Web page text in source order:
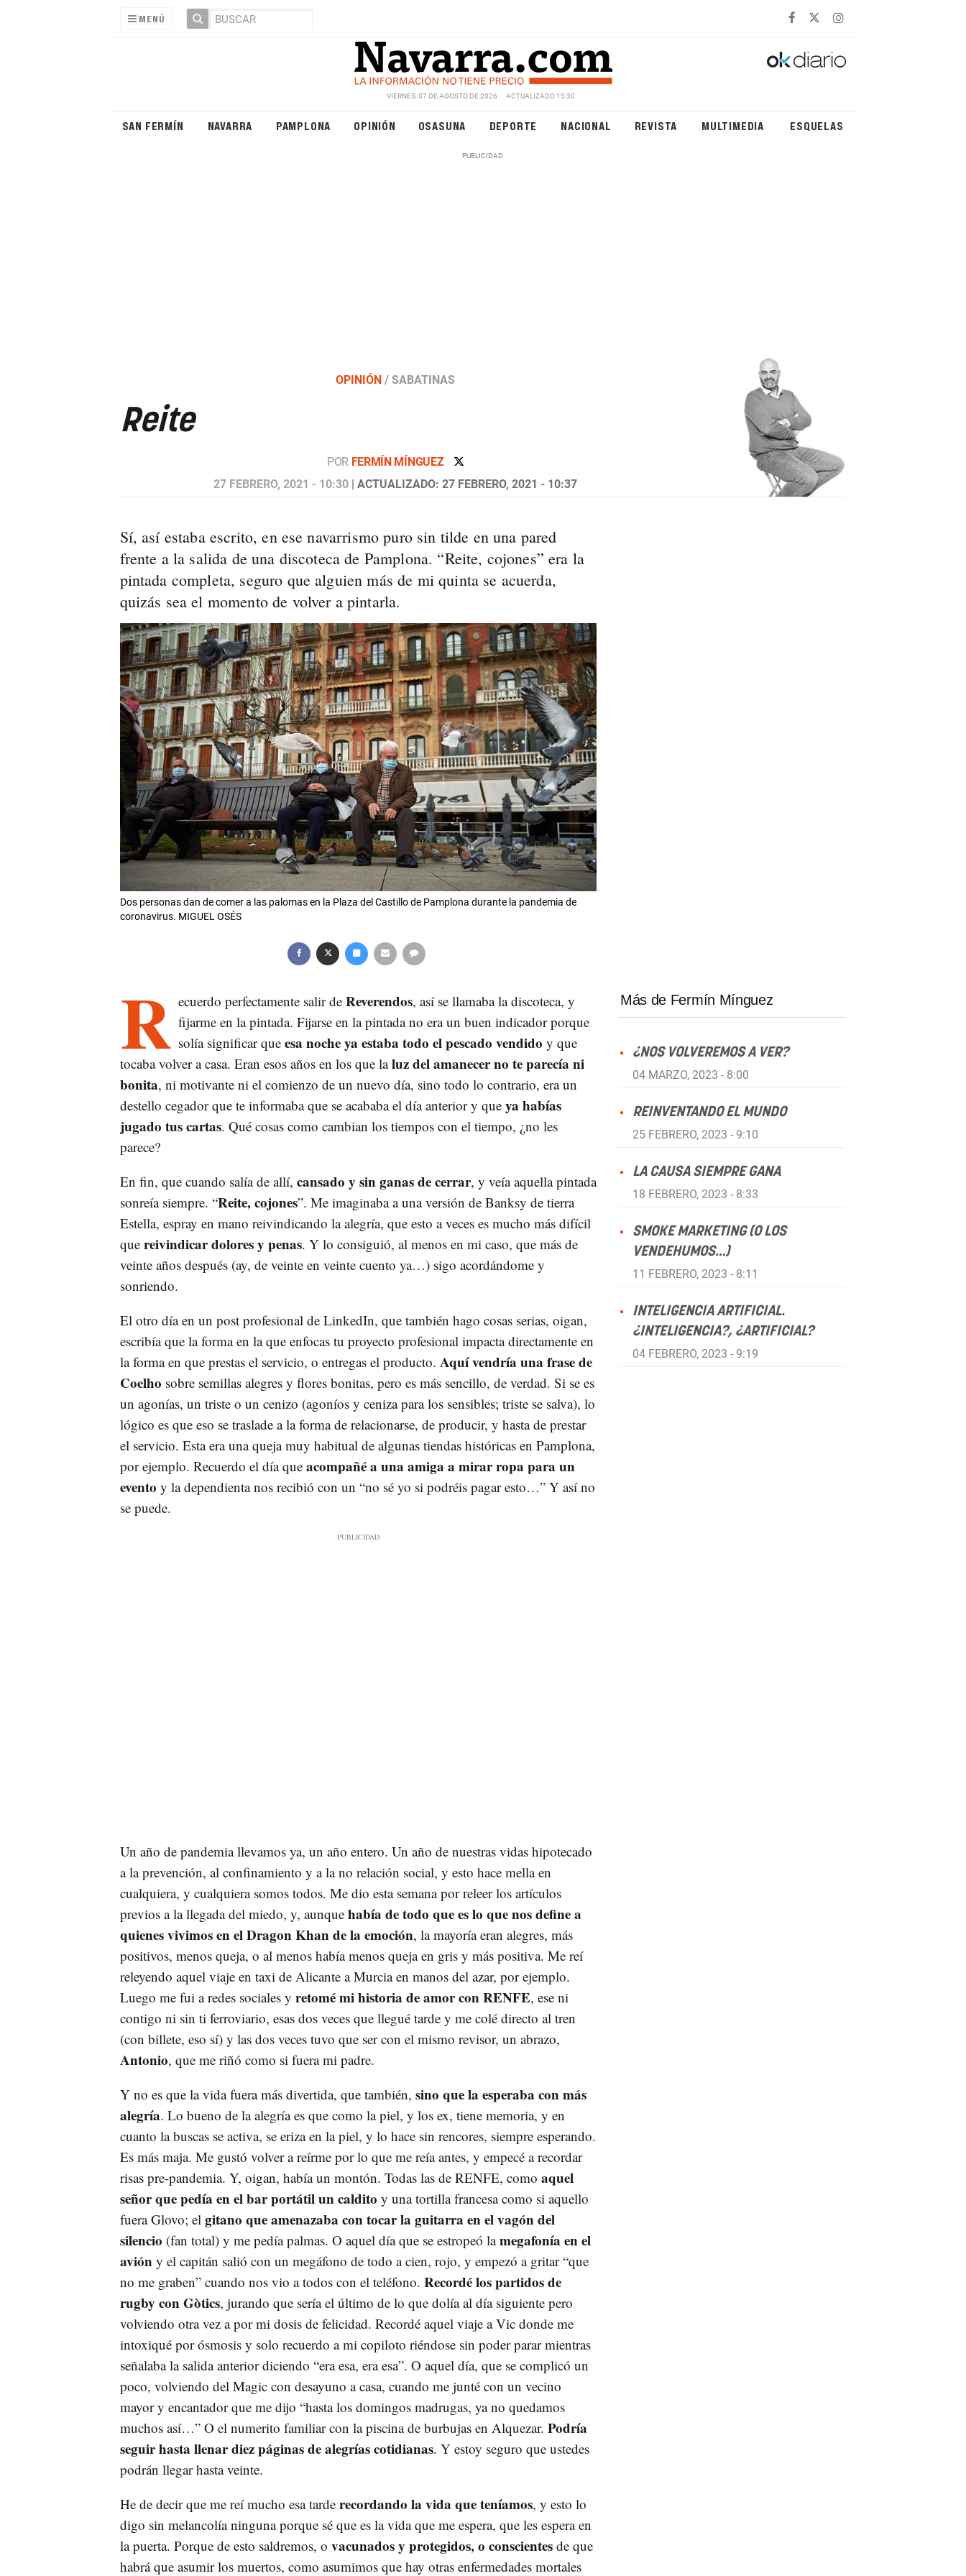
MENÚ
VIERNES, 07 DE AGOSTO DE 2026 ACTUALIZADO 15:30
SAN FERMÍN NAVARRA PAMPLONA OPINIÓN OSASUNA DEPORTE NACIONAL REVISTA MULTIMEDIA ESQUELAS
OPINIÓN/SABATINAS
Reite
POR FERMÍN MÍNGUEZ
27 FEBRERO, 2021 - 10:30 | ACTUALIZADO: 27 FEBRERO, 2021 - 10:37
Sí, así estaba escrito, en ese navarrismo puro sin tilde en una pared
frente a la salida de una discoteca de Pamplona. “Reite, cojones” era la
pintada completa, seguro que alguien más de mi quinta se acuerda,
quizás sea el momento de volver a pintarla.
Dos personas dan de comer a las palomas en la Plaza del Castillo de Pamplona durante la pandemia de
coronavirus. MIGUEL OSÉS
R ecuerdo perfectamente salir de Reverendos, así se llamaba la discoteca, y
fijarme en la pintada. Fijarse en la pintada no era un buen indicador porque
solía significar que esa noche ya estaba todo el pescado vendido y que
tocaba volver a casa. Eran esos años en los que laluz del amanecer no te parecía ni
bonita, ni motivante ni el comienzo de un nuevo día, sino todo lo contrario, era un
destello cegador que te informaba que se acababa el día anterior y que ya habías
jugado tus cartas. Qué cosas como cambian los tiempos con el tiempo, ¿no les
parece?
En fin, que cuando salía de allí, cansado y sin ganas de cerrar, y veía aquella pintada
sonreía siempre. “Reite, cojones”. Me imaginaba a una versión de Banksy de tierra
Estella, espray en mano reivindicando la alegría, que esto a veces es mucho más difícil
que reivindicar dolores y penas. Y lo consiguió, al menos en mi caso, que más de
veinte años después (ay, de veinte en veinte cuento ya…) sigo acordándome y
sonriendo.
El otro día en un post profesional de LinkedIn, que también hago cosas serias, oigan,
escribía que la forma en la que enfocas tu proyecto profesional impacta directamente en
la forma en que prestas el servicio, o entregas el producto. Aquí vendría una frase de
Coelho sobre semillas alegres y flores bonitas, pero es más sencillo, de verdad. Si se es
un agonías, un triste o un cenizo (agoníos y ceniza para los sensibles; triste se salva), lo
lógico es que eso se traslade a la forma de relacionarse, de producir, y hasta de prestar
el servicio. Esta era una queja muy habitual de algunas tiendas históricas en Pamplona,
por ejemplo. Recuerdo el día que acompañé a una amiga a mirar ropa para un
evento y la dependienta nos recibió con un “no sé yo si podréis pagar esto…” Y así no
se puede.
Un año de pandemia llevamos ya, un año entero. Un año de nuestras vidas hipotecado
a la prevención, al confinamiento y a la no relación social, y esto hace mella en
cualquiera, y cualquiera somos todos. Me dio esta semana por releer los artículos
previos a la llegada del miedo, y, aunque había de todo que es lo que nos define a
quienes vivimos en el Dragon Khan de la emoción, la mayoría eran alegres, más
positivos, menos queja, o al menos había menos queja en gris y más positiva. Me reí
releyendo aquel viaje en taxi de Alicante a Murcia en manos del azar, por ejemplo.
Luego me fui a redes sociales y retomé mi historia de amor con RENFE, ese ni
contigo ni sin ti ferroviario, esas dos veces que llegué tarde y me colé directo al tren
(con billete, eso sí) y las dos veces tuvo que ser con el mismo revisor, un abrazo,
Antonio, que me riñó como si fuera mi padre.
Y no es que la vida fuera más divertida, que también, sino que la esperaba con más
alegría. Lo bueno de la alegría es que como la piel, y los ex, tiene memoria, y en
cuanto la buscas se activa, se eriza en la piel, y lo hace sin rencores, siempre esperando.
Es más maja. Me gustó volver a reírme por lo que me reía antes, y empecé a recordar
risas pre-pandemia. Y, oigan, había un montón. Todas las de RENFE, como aquel
señor que pedía en el bar portátil un caldito y una tortilla francesa como si aquello
fuera Glovo; el gitano que amenazaba con tocar la guitarra en el vagón del
silencio (fan total) y me pedía palmas. O aquel día que se estropeó lamegafonía en el
avióny el capitán salió con un megáfono de todo a cien, rojo, y empezó a gritar “que
no me graben” cuando nos vio a todos con el teléfono. Recordé los partidos de
rugby con Gòtics, jurando que sería el último de lo que dolía al día siguiente pero
volviendo otra vez a por mi dosis de felicidad. Recordé aquel viaje a Vic donde me
intoxiqué por ósmosis y solo recuerdo a mi copiloto riéndose sin poder parar mientras
señalaba la salida anterior diciendo “era esa, era esa”. O aquel día, que se complicó un
poco, volviendo del Magic con desayuno a casa, cuando me junté con un vecino
mayor y encantador que me dijo “hasta los domingos madrugas, ya no quedamos
muchos así…” O el numerito familiar con la piscina de burbujas en Alquezar. Podría
seguir hasta llenar diez páginas de alegrías cotidianas. Y estoy seguro que ustedes
podrán llegar hasta veinte.
He de decir que me reí mucho esa tarde recordando la vida que teníamos, y esto lo
digo sin melancolía ninguna porque sé que es la vida que me espera, que les espera en
la puerta. Porque de esto saldremos, o vacunados y protegidos, o conscientesde que
habrá que asumir los muertos, como asumimos que hay otras enfermedades mortales
Más de Fermín Mínguez
¿NOS VOLVEREMOS A VER?
04 MARZO, 2023 - 8:00
REINVENTANDO EL MUNDO
25 FEBRERO, 2023 - 9:10
LA CAUSA SIEMPRE GANA
18 FEBRERO, 2023 - 8:33
SMOKE MARKETING (O LOS
VENDEHUMOS…)
11 FEBRERO, 2023 - 8:11
INTELIGENCIA ARTIFICIAL.
¿INTELIGENCIA?, ¿ARTIFICIAL?
04 FEBRERO, 2023 - 9:19